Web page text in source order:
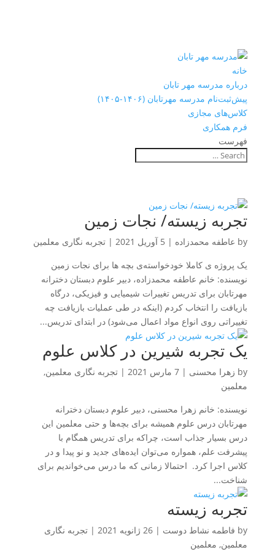
خانه
درباره مدرسه مهر تابان
پیش‌ثبت‌نام مدرسه مهرتابان (۱۴۰۶-۱۴۰۵)
کلاس‌های مجازی
فرم همکاری
فهرست
تجربه زیسته/ نجات زمین
by عاطفه محمدزاده | 5 آوریل 2021 | تجربه نگاری معلمین
یک پروژه ی کاملا خودخواسته‌ی بچه ها برای نجات زمین
نویسنده: خانم عاطفه محمدزاده، دبیر علوم دبستان دخترانه
مهرتابان برای تدریس تغییرات شیمیایی و فیزیکی، درگاه
بازیافت را انتخاب کردم (اینکه در طی عملیات بازیافت چه
تغییراتی روی انواع مواد اعمال می‌شود) در ابتدای تدریس...
یک تجربه شیرین در کلاس علوم
by زهرا محسنی | 7 مارس 2021 | تجربه نگاری معلمین,
معلمین
نویسنده: خانم زهرا محسنی، دبیر علوم دبستان دخترانه
مهرتابان درس علوم همیشه برای بچه‌ها و حتی معلمین این
درس بسیار جذاب است، چراکه برای تدریس همگام با
پیشرفت علم، همواره می‌توان ایده‌های جدید و نو پیدا و در
کلاس اجرا کرد. احتمالا زمانی که ما درس می‌خواندیم برای
شناخت...
تجربه زیسته
by فاطمه نشاط دوست | 26 ژانویه 2021 | تجربه نگاری
معلمین, معلمین